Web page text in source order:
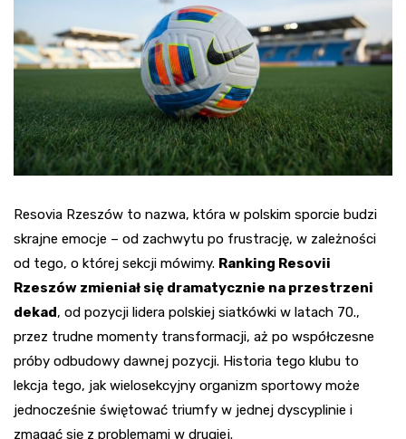
Resovia Rzeszów to nazwa, która w polskim sporcie budzi
skrajne emocje – od zachwytu po frustrację, w zależności
od tego, o której sekcji mówimy. Ranking Resovii
Rzeszów zmieniał się dramatycznie na przestrzeni
dekad, od pozycji lidera polskiej siatkówki w latach 70.,
przez trudne momenty transformacji, aż po współczesne
próby odbudowy dawnej pozycji. Historia tego klubu to
lekcja tego, jak wielosekcyjny organizm sportowy może
jednocześnie świętować triumfy w jednej dyscyplinie i
zmagać się z problemami w drugiej.